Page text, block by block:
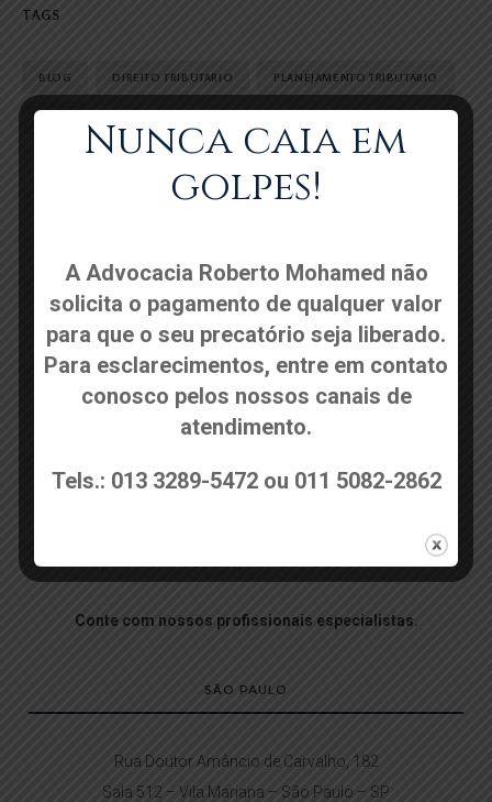
TAGS
BLOG DIREITO TRIBUTARIO PLANEJAMENTO TRIBUTARIO
Show all
pelos e-mails dos profissionais ou pode entrar em contato
Conte com nossos profissionais especialistas.
SÃO PAULO
Rua Doutor Amâncio de Carvalho, 182
Sala 512 – Vila Mariana – São Paulo – SP
Nunca caia em
golpes!
A Advocacia Roberto Mohamed não
solicita o pagamento de qualquer valor
para que o seu precatório seja liberado.
Para esclarecimentos, entre em contato
conosco pelos nossos canais de
atendimento.
Tels.: 013 3289-5472 ou 011 5082-2862